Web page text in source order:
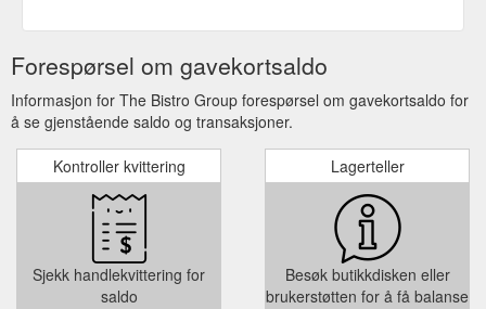
Forespørsel om gavekortsaldo
Informasjon for The Bistro Group forespørsel om gavekortsaldo for
å se gjenstående saldo og transaksjoner.
Kontroller kvittering
Sjekk handlekvittering for
saldo
Lagerteller
Besøk butikkdisken eller
brukerstøtten for å få balanse